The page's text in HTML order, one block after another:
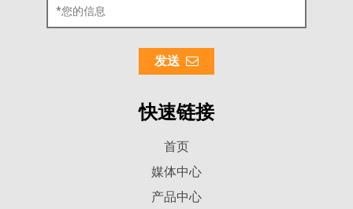
发送
快速链接
首页
媒体中心
产品中心